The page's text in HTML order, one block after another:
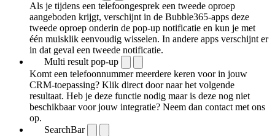
Als je tijdens een telefoongesprek een tweede oproep
aangeboden krijgt, verschijnt in de Bubble365-apps deze
tweede oproep onderin de pop-up notificatie en kun je met
één muisklik eenvoudig wisselen. In andere apps verschijnt er
in dat geval een tweede notificatie.
Multi result pop-up
Komt een telefoonnummer meerdere keren voor in jouw
CRM-toepassing? Klik direct door naar het volgende
resultaat. Heb je deze functie nodig maar is deze nog niet
beschikbaar voor jouw integratie? Neem dan contact met ons
op.
SearchBar